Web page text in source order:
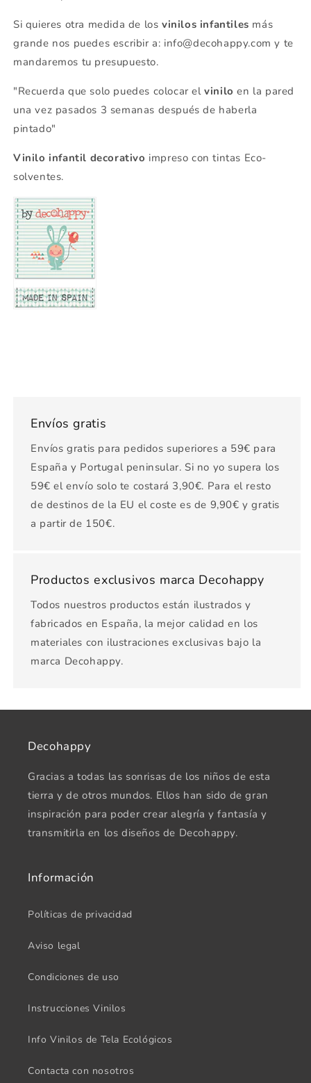
Si quieres otra medida de los vinilos infantiles más
grande nos puedes escribir a: info@decohappy.com y te
mandaremos tu presupuesto.
"Recuerda que solo puedes colocar elvinilo en la pared
una vez pasados 3 semanas después de haberla
pintado"
Vinilo infantil decorativo impreso con tintas Eco-
solventes.
Envíos gratis
Envíos gratis para pedidos superiores a 59€ para
España y Portugal peninsular. Si no yo supera los
59€ el envío solo te costará 3,90€. Para el resto
de destinos de la EU el coste es de 9,90€ y gratis
a partir de 150€.
Productos exclusivos marca Decohappy
Todos nuestros productos están ilustrados y
fabricados en España, la mejor calidad en los
materiales con ilustraciones exclusivas bajo la
marca Decohappy.
Decohappy
Gracias a todas las sonrisas de los niños de esta
tierra y de otros mundos. Ellos han sido de gran
inspiración para poder crear alegría y fantasía y
transmitirla en los diseños de Decohappy.
Información
Políticas de privacidad
Aviso legal
Condiciones de uso
Instrucciones Vinilos
Info Vinilos de Tela Ecológicos
Contacta con nosotros